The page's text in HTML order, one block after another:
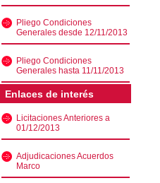
Pliego Condiciones
Generales desde 12/11/2013
Pliego Condiciones
Generales hasta 11/11/2013
Enlaces de interés
Licitaciones Anteriores a
01/12/2013
Adjudicaciones Acuerdos
Marco